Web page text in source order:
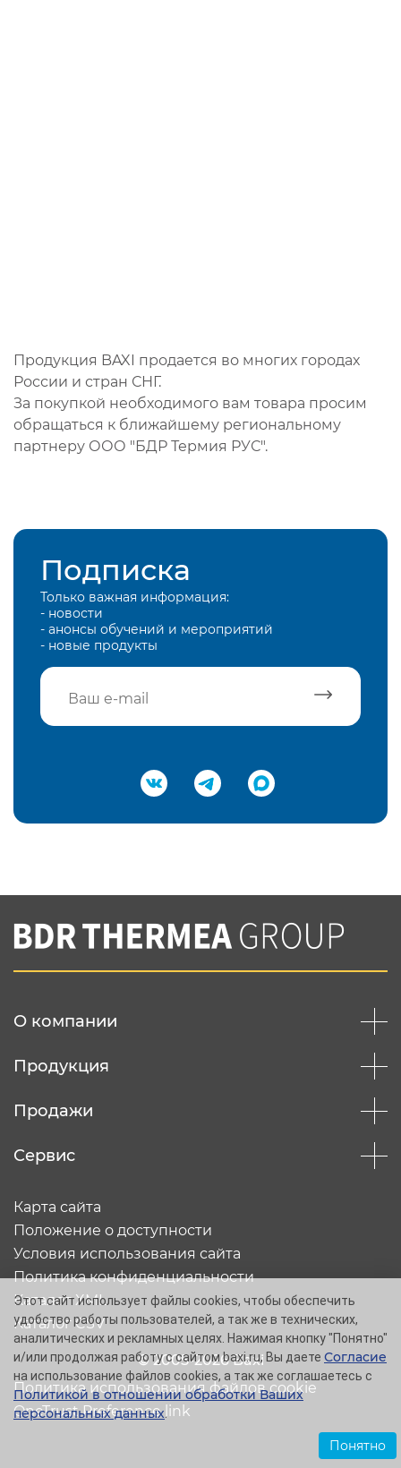
Продукция BAXI продается во многих городах
России и стран СНГ.
За покупкой необходимого вам товара просим
обращаться к ближайшему региональному
партнеру ООО "БДР Термия РУС".
Подписка
Только важная информация:
- новости
- анонсы обучений и мероприятий
- новые продукты
Подтвердить e-mail
Вы соглашаетесь с нашей политикой
конфеденциальности
О компании
Продукция
Продажи
Сервис
© 2005-2026 Baxi
Карта сайта
Положение о доступности
Условия использования сайта
Политика конфиденциальности
Каталог XML
Каталог CSV
Политика использования файлов cookie
OneTrust Preference link
Этот сайт использует файлы cookies, чтобы обеспечить
удобство работы пользователей, а так же в технических,
аналитических и рекламных целях. Нажимая кнопку "Понятно"
и/или продолжая работу с сайтом baxi.ru, Вы даете Согласие
на использование файлов cookies, а так же соглашаетесь с
Политикой в отношении обработки Ваших
персональных данных.
Понятно